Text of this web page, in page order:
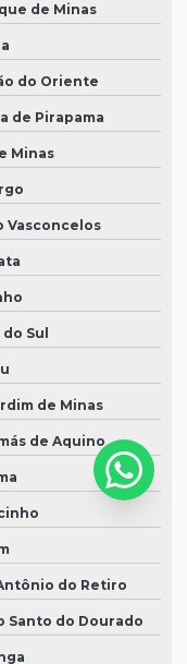
de Minas
do Oriente
de Pirapama
Minas
Vasconcelos
Sul
de Minas
de Aquino
do Retiro
Santo do Dourado